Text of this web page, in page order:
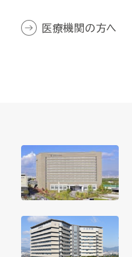
医療機関の方へ